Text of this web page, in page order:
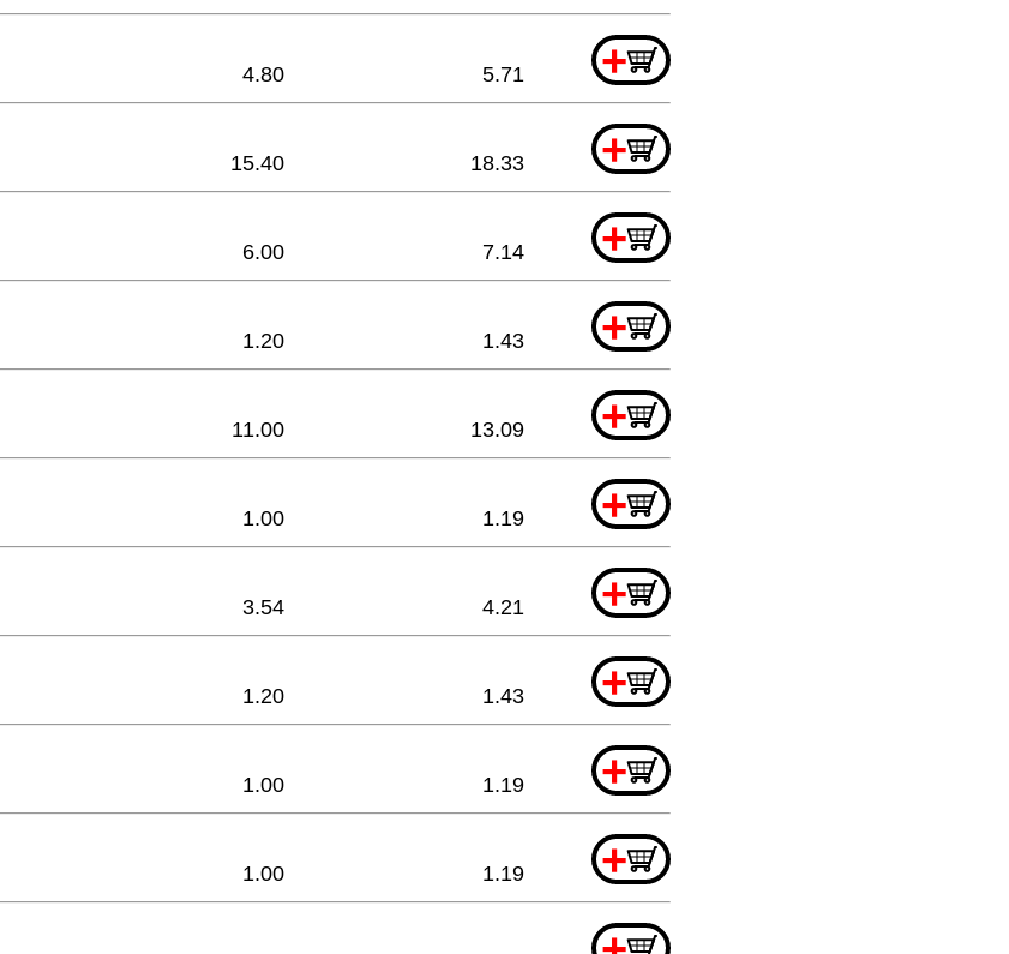
+
4.80 5.71
+
15.40 18.33
+
6.00 7.14
+
1.20 1.43
+
11.00 13.09
+
1.00 1.19
+
3.54 4.21
+
1.20 1.43
+
1.00 1.19
+
1.00 1.19